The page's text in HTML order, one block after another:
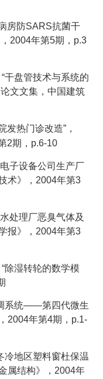
房防SARS抗菌干
2004年第5期，p.3
干盘管技术与系统的
文文集，中国建筑
发热门诊改造”，
2期，p.6-10
子设备公司生产厂
术》，2004年第3
处理厂恶臭气体及
报》，2004年第3
除湿转轮的数学模
系统——第四代微生
2004年第4期，p.1-
冷地区塑料窗杜保温
属结构》，2004年